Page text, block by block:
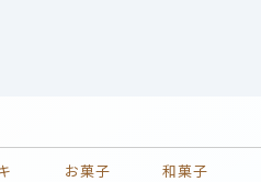
お菓子
和菓子